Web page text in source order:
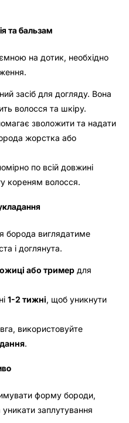
та бальзам
на дотик, необхідно
засіб для догляду. Вона
волосся та шкіру.
зволожити та надати
жорстка або
по всій довжині
кореням волосся.
борода виглядатиме
і доглянута.
або тример для
1-2 тижні, щоб уникнути
використовуйте
.
форму бороди,
заплутування